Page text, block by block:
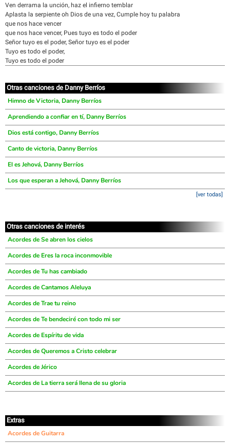
Ven derrama la unción, haz el infierno temblar
Aplasta la serpiente oh Dios de una vez, Cumple hoy tu palabra
que nos hace vencer
que nos hace vencer, Pues tuyo es todo el poder
Señor tuyo es el poder, Señor tuyo es el poder
Tuyo es todo el poder,
Tuyo es todo el poder
Otras canciones de Danny Berríos
Himno de Victoria, Danny Berríos
Aprendiendo a confiar en tí, Danny Berríos
Dios está contigo, Danny Berríos
Canto de victoria, Danny Berríos
El es Jehová, Danny Berríos
Los que esperan a Jehová, Danny Berríos
[ver todas]
Otras canciones de interés
Acordes de Se abren los cielos
Acordes de Eres la roca inconmovible
Acordes de Tu has cambiado
Acordes de Cantamos Aleluya
Acordes de Trae tu reino
Acordes de Te bendeciré con todo mi ser
Acordes de Espíritu de vida
Acordes de Queremos a Cristo celebrar
Acordes de Jérico
Acordes de La tierra será llena de su gloria
Extras
Acordes de Guitarra